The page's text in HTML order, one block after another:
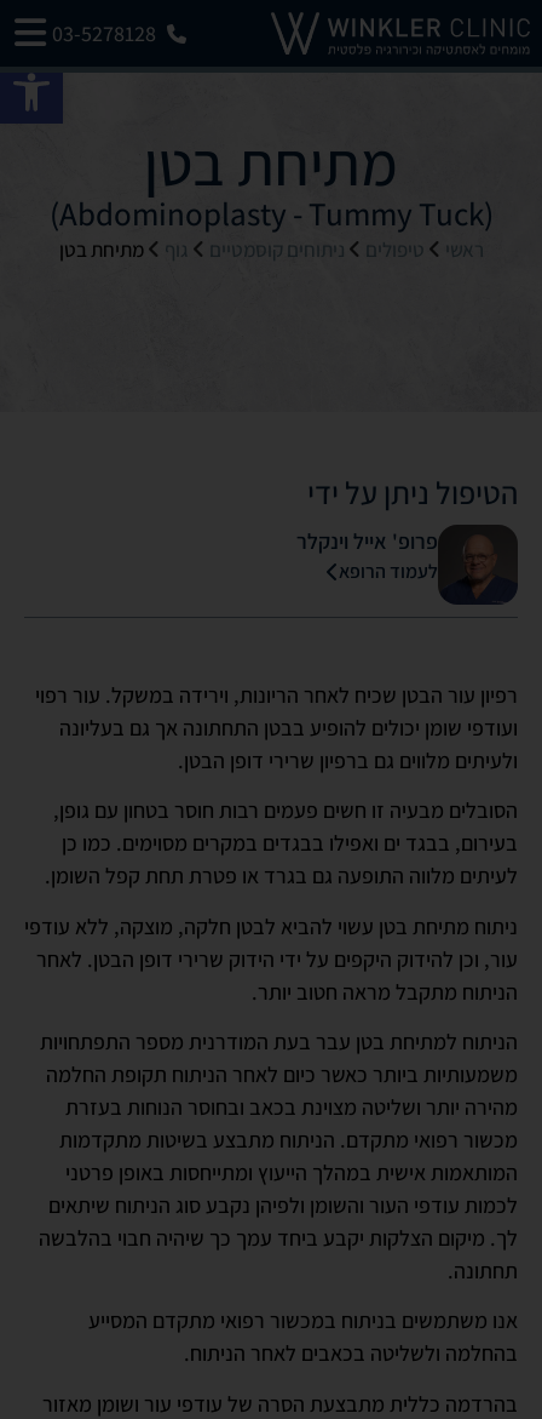
03-5278128
מתיחת בטן
(Abdominoplasty - Tummy Tuck)
ראשי טיפולים ניתוחים קוסמטיים גוף מתיחת בטן
הטיפול ניתן על ידי
פרופ' אייל וינקלר
לעמוד הרופא
רפיון עור הבטן שכיח לאחר הריונות, וירידה במשקל. עור רפוי
ועודפי שומן יכולים להופיע בבטן התחתונה אך גם בעליונה
ולעיתים מלווים גם ברפיון שרירי דופן הבטן.
הסובלים מבעיה זו חשים פעמים רבות חוסר בטחון עם גופן,
בעירום, בבגד ים ואפילו בבגדים במקרים מסוימים. כמו כן
לעיתים מלווה התופעה גם בגרד או פטרת תחת קפל השומן.
ניתוח מתיחת בטן עשוי להביא לבטן חלקה, מוצקה, ללא עודפי
עור, וכן להידוק היקפים על ידי הידוק שרירי דופן הבטן. לאחר
הניתוח מתקבל מראה חטוב יותר.
הניתוח למתיחת בטן עבר בעת המודרנית מספר התפתחויות
משמעותיות ביותר כאשר כיום לאחר הניתוח תקופת החלמה
מהירה יותר ושליטה מצוינת בכאב ובחוסר הנוחות בעזרת
מכשור רפואי מתקדם. הניתוח מתבצע בשיטות מתקדמות
המותאמות אישית במהלך הייעוץ ומתייחסות באופן פרטני
לכמות עודפי העור והשומן ולפיהן נקבע סוג הניתוח שיתאים
לך. מיקום הצלקות יקבע ביחד עמך כך שיהיה חבוי בהלבשה
תחתונה.
אנו משתמשים בניתוח במכשור רפואי מתקדם המסייע
בהחלמה ולשליטה בכאבים לאחר הניתוח.
בהרדמה כללית מתבצעת הסרה של עודפי עור ושומן מאזור